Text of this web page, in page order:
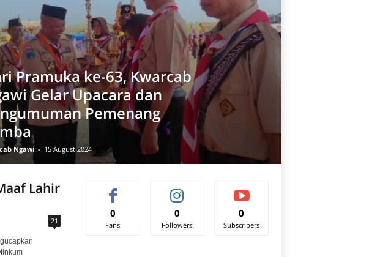
Pramuka ke-63, Kwarcab
Gelar Upacara dan
Pemenang
Ngawi - 15 August 2024
Lahir
21
0
Fans
0
Followers
0
Subscribers